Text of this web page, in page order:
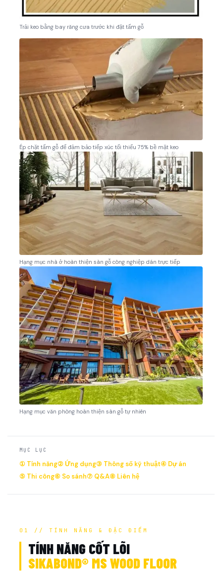
Trải keo bằng bay răng cưa trước khi đặt tấm gỗ
Ép chặt tấm gỗ để đảm bảo tiếp xúc tối thiểu 75% bề mặt keo
Hạng mục nhà ở hoàn thiện sàn gỗ công nghiệp dán trực tiếp
Hạng mục văn phòng hoàn thiện sàn gỗ tự nhiên
MỤC LỤC
① Tính năng② Ứng dụng③ Thông số kỹ thuật④ Dự án
⑤ Thi công⑥ So sánh⑦ Q&A⑧ Liên hệ
01 // TÍNH NĂNG & ĐẶC ĐIỂM
TÍNH NĂNG CỐT LÕI
SIKABOND® MS WOOD FLOOR